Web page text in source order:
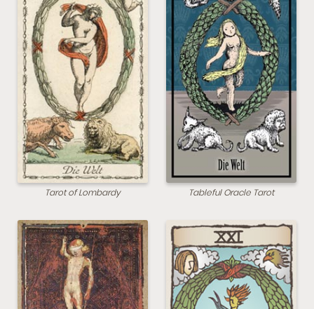
Tarot of Lombardy Tableful Oracle Tarot